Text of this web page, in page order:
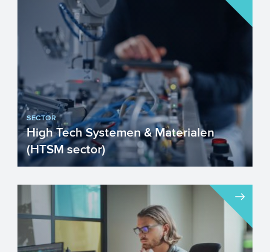
opzetten van innovatieve projecten. Van
kennisverwerving, extern ...
SECTOR
High Tech Systemen & Materialen
(HTSM sector)
Nederland is trots op haar
toonaangevende High Tech sector.
Nederlandse High Tech materialen,